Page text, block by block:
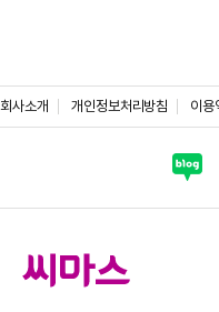
회사소개 개인정보처리방침 이용